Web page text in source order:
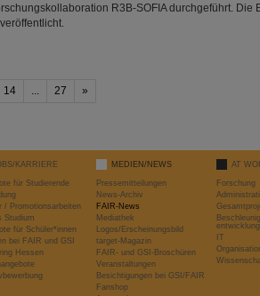
R3B-SOFIA durchgeführt. Die
14 27 »
KARRIERE
für Studierende
/ Promotionsarbeiten
Studium
für Schüler*innen
bei FAIR und GSI
Hessen
MEDIEN/NEWS
Pressemitteilungen
News-Archiv
FAIR-News
Mediathek
Logos/Erscheinungsbild
target-Magazin
FAIR- und GSI-Broschüren
Veranstaltungen
Besichtigungen bei GSI/FAIR
Fanshop
AT
Forschung
entwicklung
IT